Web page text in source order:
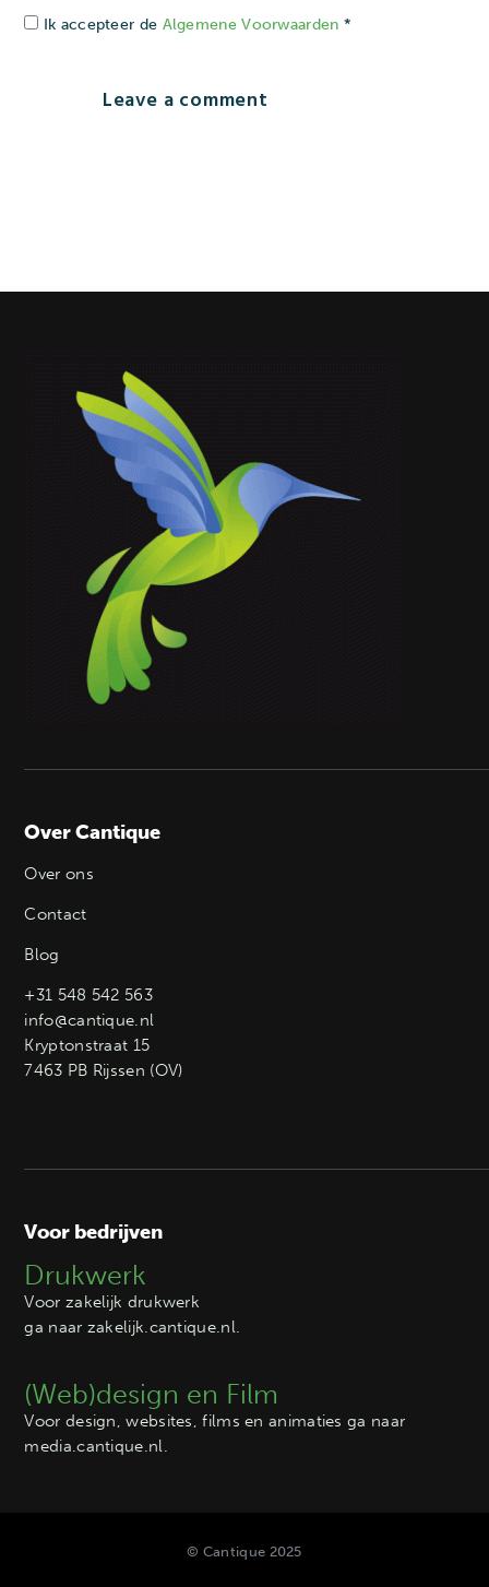
Ik accepteer de Algemene Voorwaarden *
Over Cantique
Over ons
Contact
Blog
+31 548 542 563
info@cantique.nl
Kryptonstraat 15
7463 PB Rijssen (OV)
Voor bedrijven
Drukwerk
Voor zakelijk drukwerk
ga naar zakelijk.cantique.nl.
(Web)design en Film
Voor design, websites, films en animaties ga naar
media.cantique.nl.
© Cantique 2025